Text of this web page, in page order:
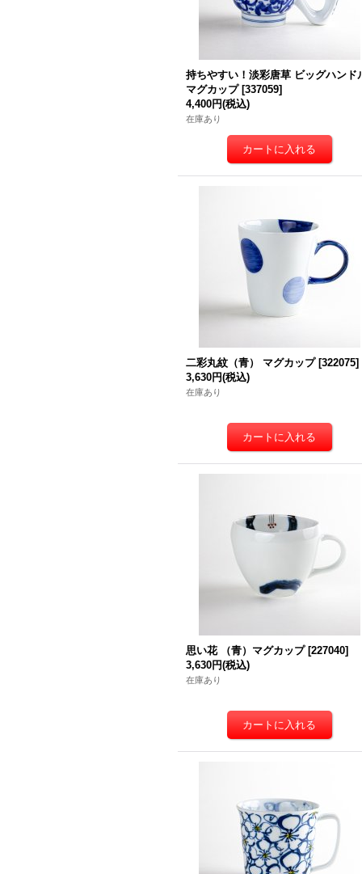
持ちやすい！淡彩唐草 ビッグハンド
マグカップ [337059]
4,400円(税込)
在庫あり
二彩丸紋（青） マグカップ [322075]
3,630円(税込)
在庫あり
思い花 （青）マグカップ [227040]
3,630円(税込)
在庫あり